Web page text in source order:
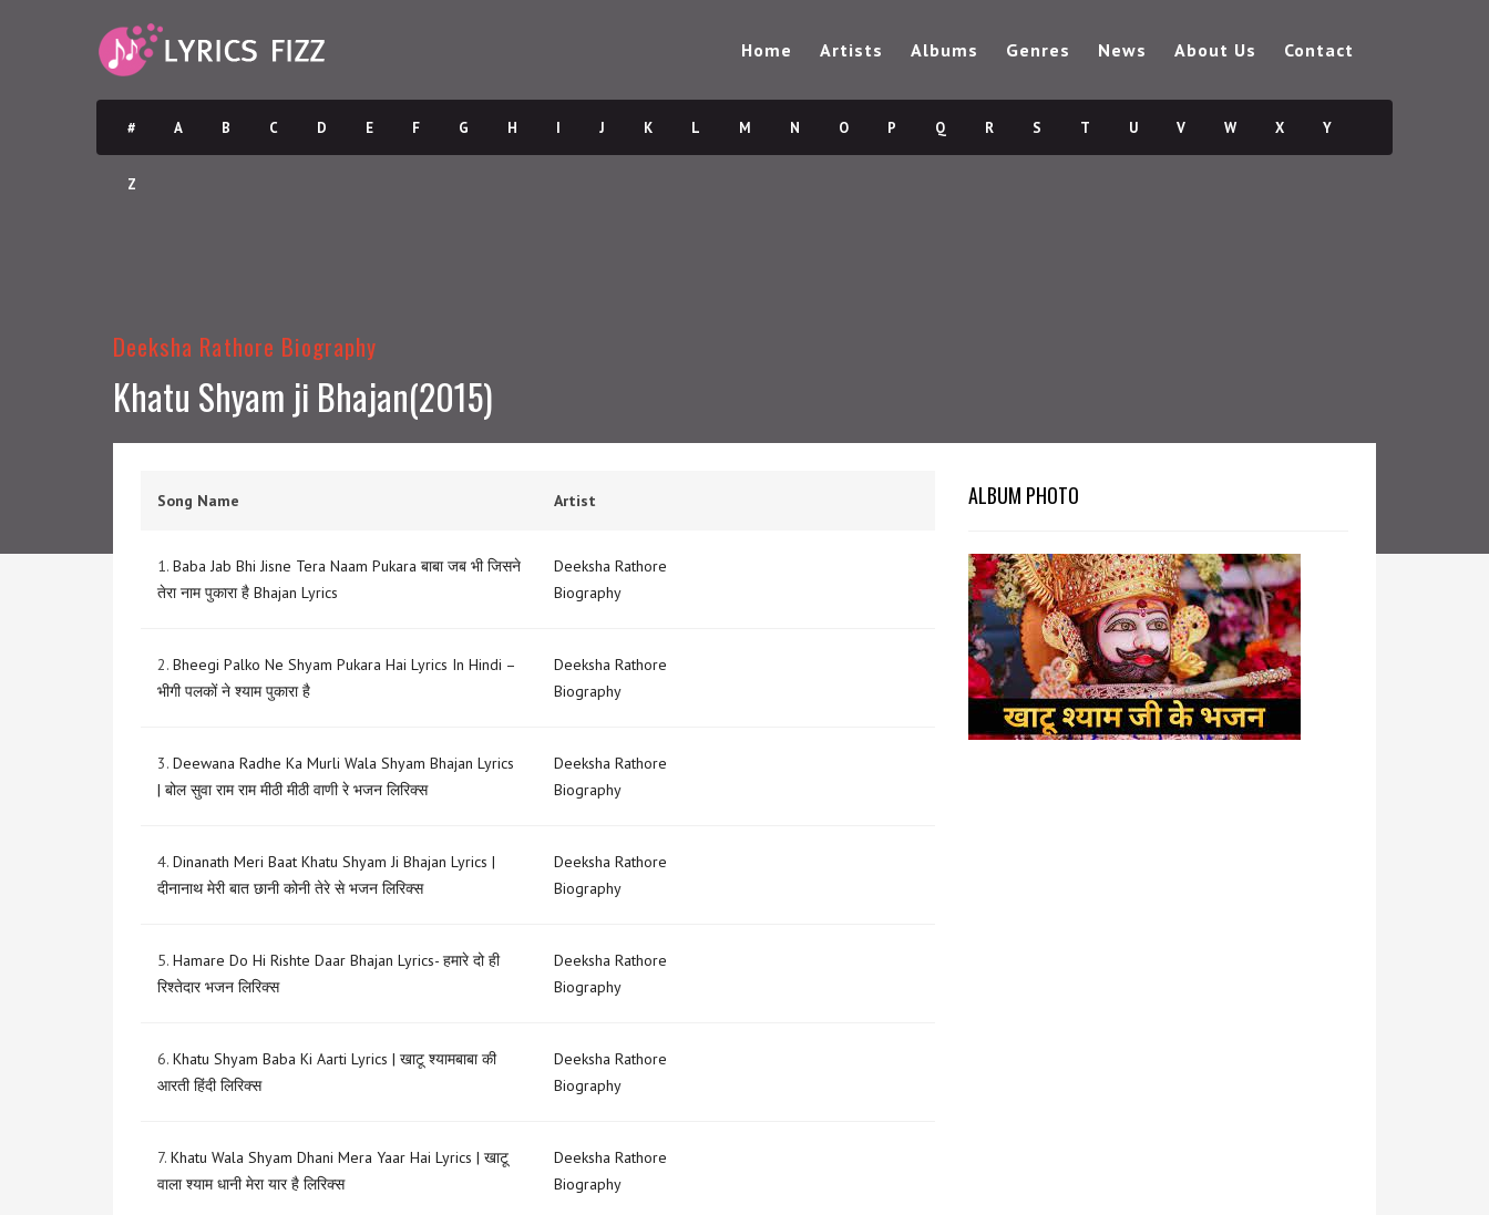
Home Artists Albums Genres News About Us Contact
# A B C D E F G H I J K L M N O P Q R S T U V W X Y
Z
Deeksha Rathore Biography
Khatu Shyam ji Bhajan(2015)
Song Name Artist
1. Baba Jab Bhi Jisne Tera Naam Pukara बाबा जब भी जिसने
तेरा नाम पुकारा है Bhajan Lyrics
Deeksha Rathore
Biography
2. Bheegi Palko Ne Shyam Pukara Hai Lyrics In Hindi –
भीगी पलकों ने श्याम पुकारा है
Deeksha Rathore
Biography
3. Deewana Radhe Ka Murli Wala Shyam Bhajan Lyrics
| बोल सुवा राम राम मीठी मीठी वाणी रे भजन लिरिक्स
Deeksha Rathore
Biography
4. Dinanath Meri Baat Khatu Shyam Ji Bhajan Lyrics |
दीनानाथ मेरी बात छानी कोनी तेरे से भजन लिरिक्स
Deeksha Rathore
Biography
5. Hamare Do Hi Rishte Daar Bhajan Lyrics- हमारे दो ही
रिश्तेदार भजन लिरिक्स
Deeksha Rathore
Biography
6. Khatu Shyam Baba Ki Aarti Lyrics | खाटू श्यामबाबा की
आरती हिंदी लिरिक्स
Deeksha Rathore
Biography
7. Khatu Wala Shyam Dhani Mera Yaar Hai Lyrics | खाटू
वाला श्याम धानी मेरा यार है लिरिक्स
Deeksha Rathore
Biography
ALBUM PHOTO